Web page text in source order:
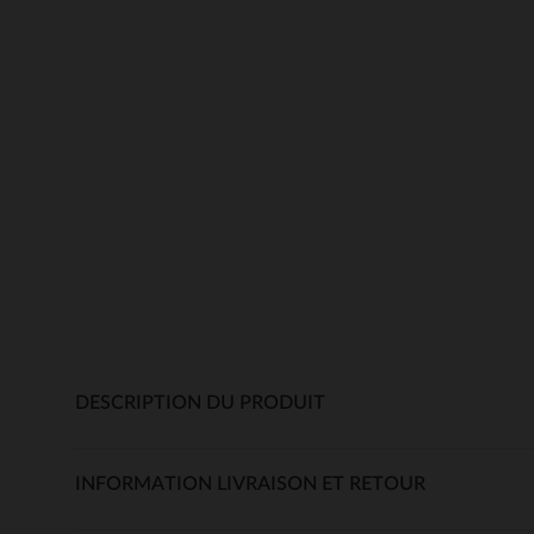
DESCRIPTION DU PRODUIT
INFORMATION LIVRAISON ET RETOUR